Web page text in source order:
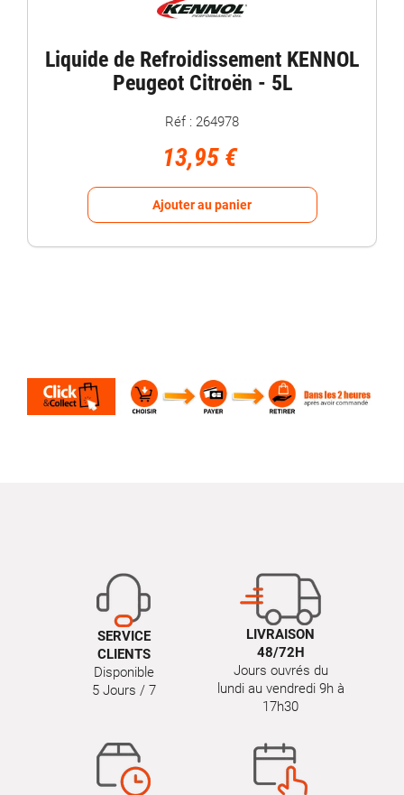
Liquide de Refroidissement KENNOL
Peugeot Citroën - 5L
Réf : 264978
13,95 €
Ajouter au panier
SERVICE
CLIENTS
Disponible
5 Jours / 7
LIVRAISON
48/72H
Jours ouvrés du
lundi au vendredi 9h à
17h30